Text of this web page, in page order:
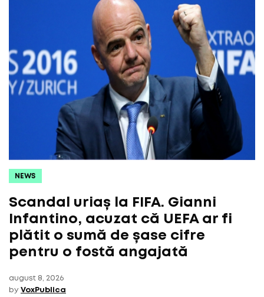
NEWS
Scandal uriaș la FIFA. Gianni
Infantino, acuzat că UEFA ar fi
plătit o sumă de șase cifre
pentru o fostă angajată
august 8, 2026
by VoxPublica